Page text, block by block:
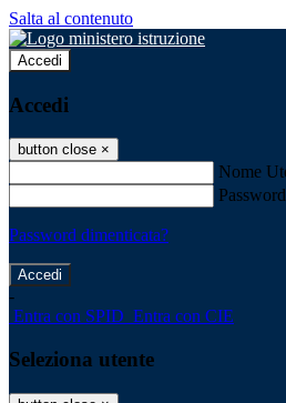
Salta al contenuto
Accedi
Accedi
button close ×
Nome
Password
Password dimenticata?
-
Entra con SPID Entra con CIE
Seleziona utente